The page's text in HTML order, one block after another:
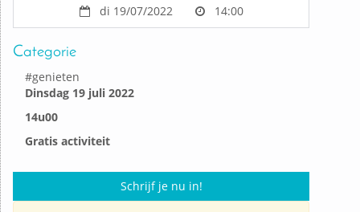
di 19/07/2022 14:00
Categorie
#genieten
Dinsdag 19 juli 2022
14u00
Gratis activiteit
Schrijf je nu in!